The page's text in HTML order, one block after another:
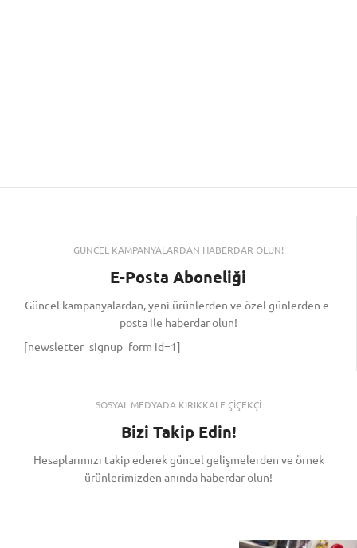
GÜNCEL KAMPANYALARDAN HABERDAR OLUN!
E-Posta Aboneliği
Güncel kampanyalardan, yeni ürünlerden ve özel günlerden e-
posta ile haberdar olun!
[newsletter_signup_form id=1]
SOSYAL MEDYADA KIRIKKALE ÇİÇEKÇİ
Bizi Takip Edin!
Hesaplarımızı takip ederek güncel gelişmelerden ve örnek
ürünlerimizden anında haberdar olun!